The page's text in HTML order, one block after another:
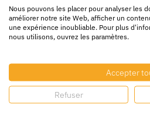
24/72h partout en europe
Livraison gratuite
Dès 250€ HT d’achat
Destockage
Profitez de prix bas toute
Besoin d'aide ?
Nous pouvons les placer pour analyser les
améliorer notre site Web, afficher un
une expérience inoubliable. Pour plus
nous utilisons, ouvrez les paramètres.
Accepter
Refuser